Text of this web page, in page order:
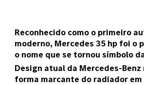
Reconhecido como o primeiro
moderno, Mercedes 35 hp foi o
o nome que se tornou símbolo
Design atual da Mercedes-
forma marcante do radiador em